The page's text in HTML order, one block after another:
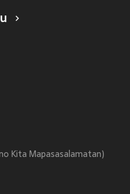
Kita Mapasasalamatan)